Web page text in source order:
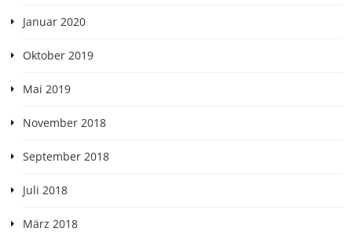
Januar 2020
Oktober 2019
Mai 2019
November 2018
September 2018
Juli 2018
März 2018